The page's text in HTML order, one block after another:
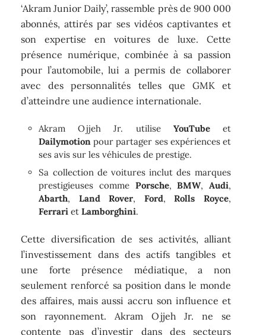
‘Akram Junior Daily’, rassemble près de 900 000
abonnés, attirés par ses vidéos captivantes et
son expertise en voitures de luxe. Cette
présence numérique, combinée à sa passion
pour l’automobile, lui a permis de collaborer
avec des personnalités telles que GMK et
d’atteindre une audience internationale.
Akram Ojjeh Jr. utilise YouTubeet
Dailymotion pour partager ses expériences et
ses avis sur les véhicules de prestige.
Sa collection de voitures inclut des marques
prestigieuses comme Porsche,BMW, Audi,
Abarth, Land Rover, Ford,Rolls Royce,
Ferrari etLamborghini.
Cette diversification de ses activités, alliant
l’investissement dans des actifs tangibles et
une forte présence médiatique, a non
seulement renforcé sa position dans le monde
des affaires, mais aussi accru son influence et
son rayonnement. Akram Ojjeh Jr. ne se
contente pas d’investir dans des secteurs